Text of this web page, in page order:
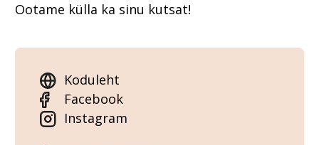
Ootame külla ka sinu kutsat!
Koduleht
Facebook
Instagram